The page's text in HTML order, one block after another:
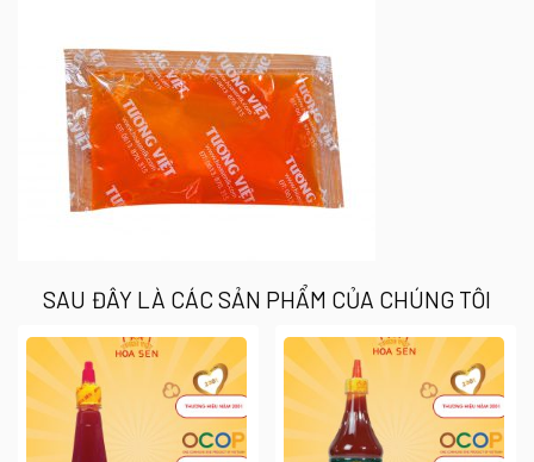
SAU ĐÂY LÀ CÁC SẢN PHẨM CỦA CHÚNG TÔI